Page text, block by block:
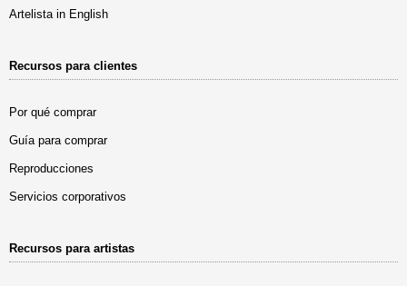
Artelista in English
Recursos para clientes
Por qué comprar
Guía para comprar
Reproducciones
Servicios corporativos
Recursos para artistas